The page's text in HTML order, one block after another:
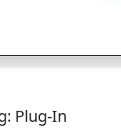
Plug-In